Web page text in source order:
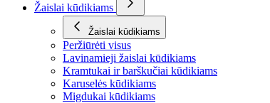
Žaislai kūdikiams
Žaislai kūdikiams
Peržiūrėti visus
Lavinamieji žaislai kūdikiams
Kramtukai ir barškučiai kūdikiams
Karuselės kūdikiams
Migdukai kūdikiams